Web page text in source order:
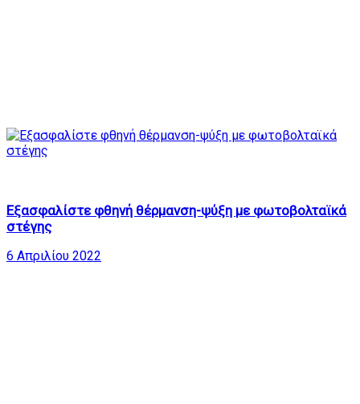
Εξασφαλίστε φθηνή θέρμανση-ψύξη με φωτοβολταϊκά
στέγης
6 Απριλίου 2022